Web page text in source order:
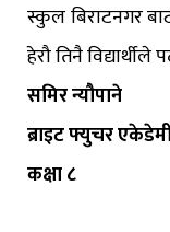
स्कुल बिराटनगर
हेरौ तिनै विद्यार्थीले
समिर न्यौपाने
ब्राइट फ्युचर
कक्षा ८